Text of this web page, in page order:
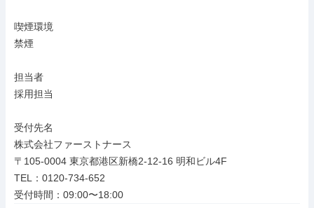
喫煙環境
禁煙
担当者
採用担当
受付先名
株式会社ファーストナース
〒105-0004 東京都港区新橋2-12-16 明和ビル4F
TEL：0120-734-652
受付時間：09:00〜18:00